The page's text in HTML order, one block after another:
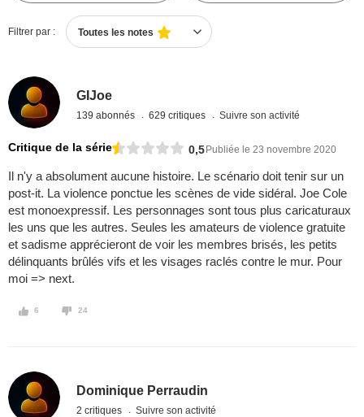
Filtrer par : Toutes les notes
GIJoe
139 abonnés 629 critiques Suivre son activité
Critique de la série 0,5Publiée le 23 novembre 2020
Il n'y a absolument aucune histoire. Le scénario doit tenir sur un
post-it. La violence ponctue les scènes de vide sidéral. Joe Cole
est monoexpressif. Les personnages sont tous plus caricaturaux
les uns que les autres. Seules les amateurs de violence gratuite
et sadisme apprécieront de voir les membres brisés, les petits
délinquants brûlés vifs et les visages raclés contre le mur. Pour
moi => next.
6 24
Dominique Perraudin
2 critiques Suivre son activité